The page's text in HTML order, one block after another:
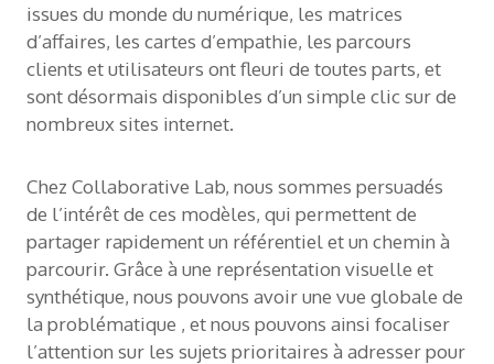
issues du monde du numérique, les matrices
d’affaires, les cartes d’empathie, les parcours
clients et utilisateurs ont fleuri de toutes parts, et
sont désormais disponibles d’un simple clic sur de
nombreux sites internet.
Chez Collaborative Lab, nous sommes persuadés
de l’intérêt de ces modèles, qui permettent de
partager rapidement un référentiel et un chemin à
parcourir. Grâce à une représentation visuelle et
synthétique, nous pouvons avoir une vue globale de
la problématique , et nous pouvons ainsi focaliser
l’attention sur les sujets prioritaires à adresser pour